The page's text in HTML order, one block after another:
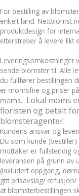
For bestilling av
enkelt land.
produktdesign for
etterstreber å levere likt
Leveringsomkostninger
sende blomster til. Alle
du fullfører bestillingen
er momsfrie og priser
moms. Lokal moms
floristen og betalt
blomsteragenter.
Kundens ansvar og
Du som kunde
mottaker er fullstendig
leveransen på grunn av
(inkludert oppgang,
gitt prisavslag/
at blomsterbestillingen